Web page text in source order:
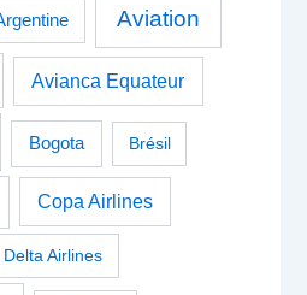
Aviation
Avianca Equateur
Bogota Brésil
Copa Airlines
Delta Airlines